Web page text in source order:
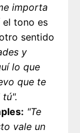
importa
el tono es
sentido
y
lo que
que te
"Te
vale un